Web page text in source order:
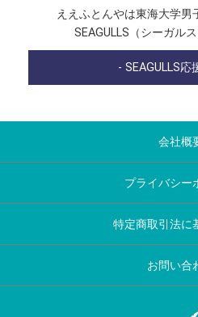
ええふとんやは東海大学男
SEAGULLS（シーガル
- SEAGULLS応
会社概
プライバシー
特定商取引法に
お問い合